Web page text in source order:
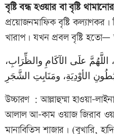
বৃষ্টি বন্ধ হওয়ার বা বৃষ্টি
প্রয়োজনমাফিক বৃষ্টি কল্যাণকর।
খারাপ। যখন প্রবল বৃষ্টি
اللَّهُمَّ علَى الآكَامِ والظِّرَابِ،
الأوْدِيَةِ، ومَنَابِتِ الشَّجَرِ
উচ্চারণ : আল্লাহুম্মা হাওয়া-
আলাল আ-কাম ওয়াজ জিরাব
মানাবিতিস শাজার। (বুখারি,